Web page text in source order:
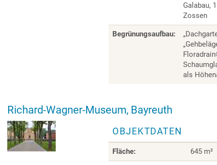
Galabau,
Zossen
Begrünungsaufbau:
als
Richard-Wagner-Museum, Bayreuth
OBJEKTDATEN
Fläche: 645 m²